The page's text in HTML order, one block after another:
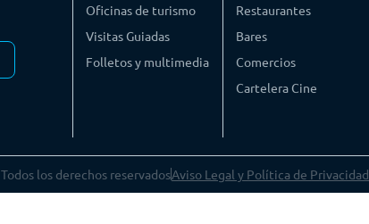
Oficinas de turismo
Visitas Guiadas
Folletos y multimedia
Restaurantes
Bares
Comercios
Cartelera Cine
Todos los derechos reservadosAviso Legal y Política de Privacidad